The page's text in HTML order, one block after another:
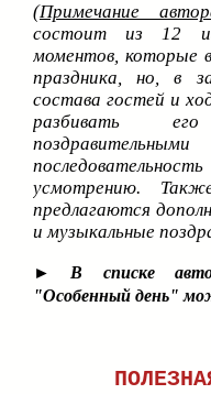
(Примечание
состоит из 12
моментов, которые
праздника, но, в
состава гостей и
разбивать
усмотрению.
предлагаются
и музыкальные
► В списке
"Особенный день"